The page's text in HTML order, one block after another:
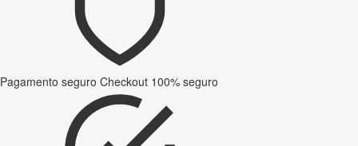
Pagamento seguro Checkout 100% seguro